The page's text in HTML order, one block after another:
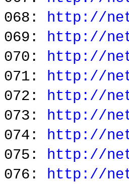
068: http://
069: http://
070: http://
071: http://
072: http://
073: http://
074: http://
075: http://
076: http://